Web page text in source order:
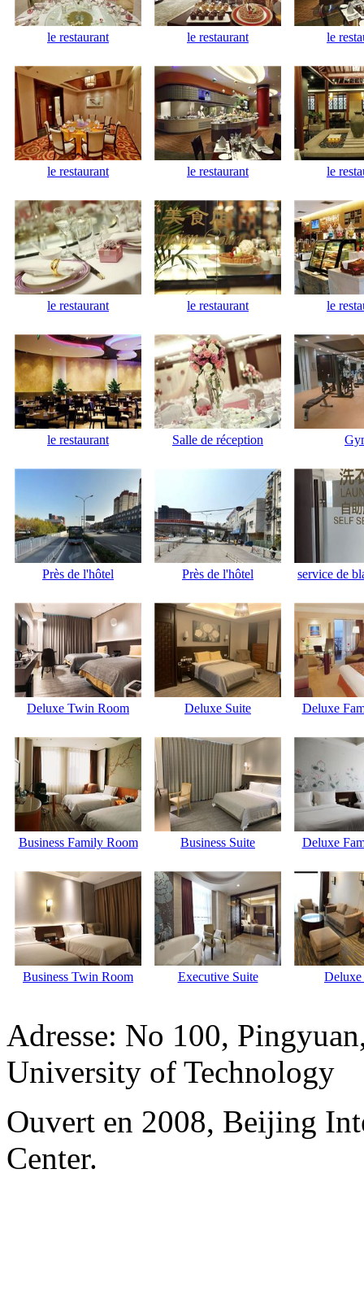
le restaurant le restaurant le
le restaurant le restaurant le
le restaurant le restaurant le
le restaurant Salle de réception
Près de l'hôtel Près de l'hôtel service de
Deluxe Twin Room Deluxe Suite Deluxe
Business Family Room Business Suite Deluxe
Business Twin Room Executive Suite Deluxe
Adresse: No 100,
University of Technology
Ouvert en 2008, Beijing
Center.